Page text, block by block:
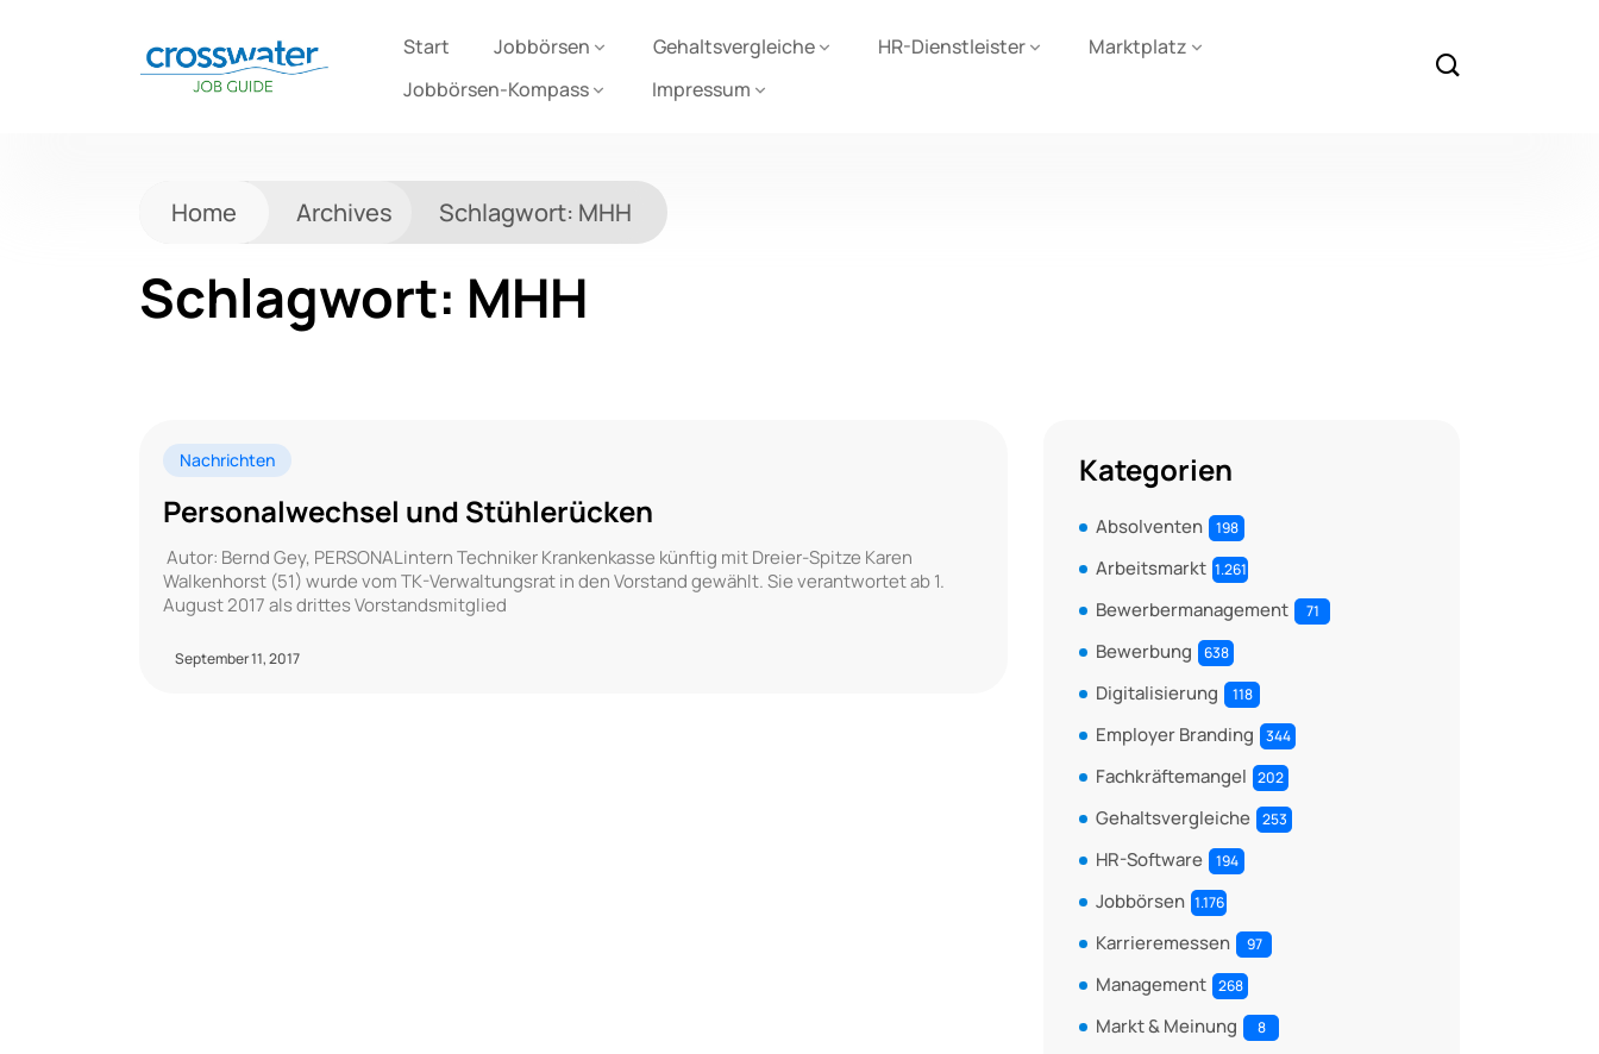
Start Jobbörsen Gehaltsvergleiche HR-Dienstleister
Marktplatz
Jobbörsen-Kompass
Impressum
Home Archives Schlagwort: MHH
Schlagwort: MHH
Nachrichten
Personalwechsel und Stühlerücken
Autor: Bernd Gey, PERSONALintern Techniker Krankenkasse künftig mit Dreier-Spitze Karen
Walkenhorst (51) wurde vom TK-Verwaltungsrat in den Vorstand gewählt. Sie verantwortet ab 1.
August 2017 als drittes Vorstandsmitglied
September 11, 2017
Kategorien
Absolventen 198
Arbeitsmarkt 1.261
Bewerbermanagement 71
Bewerbung 638
Digitalisierung 118
Employer Branding 344
Fachkräftemangel 202
Gehaltsvergleiche 253
HR-Software 194
Jobbörsen 1.176
Karrieremessen 97
Management 268
Markt & Meinung 8